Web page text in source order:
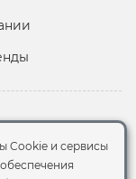
Cookie и сервисы